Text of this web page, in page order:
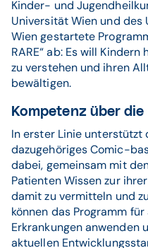
Kinder- und
Universität Wien und des
Wien gestartete
RARE“ ab: Es will
zu verstehen und ihren
bewältigen.
Kompetenz über
In erster Linie unterstützt
dazugehöriges Comic-
dabei, gemeinsam mit
Patienten Wissen zur
damit zu vermitteln und
können das Programm
Erkrankungen anwenden
aktuellen